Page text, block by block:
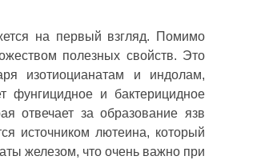
на первый взгляд. Помимо
полезных свойств. Это
изотиоцианатам и индолам,
фунгицидное и бактерицидное
отвечает за образование язв
источником лютеина, который
железом, что очень важно при